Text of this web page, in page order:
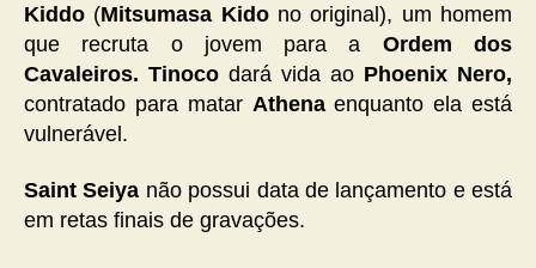
Kiddo (Mitsumasa Kidono original), um homem
que recruta o jovem para a Ordem dos
Cavaleiros. Tinoco dará vida ao Phoenix Nero,
contratado para matar Athenaenquanto ela está
vulnerável.
Saint Seiya não possui data de lançamento e está
em retas finais de gravações.